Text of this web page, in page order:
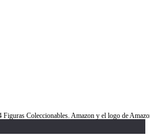
Coleccionables. Amazon y el logo de